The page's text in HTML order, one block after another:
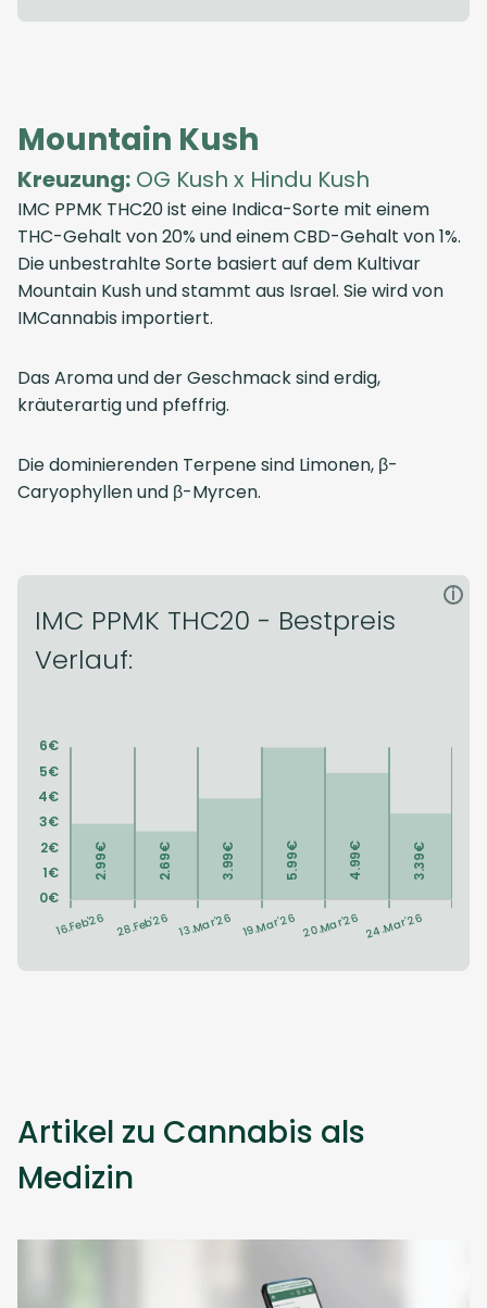
Mountain Kush
Kreuzung: OG Kush x Hindu Kush
IMC PPMK THC20 ist eine Indica-Sorte mit einem
THC-Gehalt von 20% und einem CBD-Gehalt von 1%.
Die unbestrahlte Sorte basiert auf dem Kultivar
Mountain Kush und stammt aus Israel. Sie wird von
IMCannabis importiert.
Das Aroma und der Geschmack sind erdig,
kräuterartig und pfeffrig.
Die dominierenden Terpene sind Limonen, β-
Caryophyllen und β-Myrcen.
IMC PPMK THC20 - Bestpreis
Verlauf:
i
Artikel zu Cannabis als
Medizin